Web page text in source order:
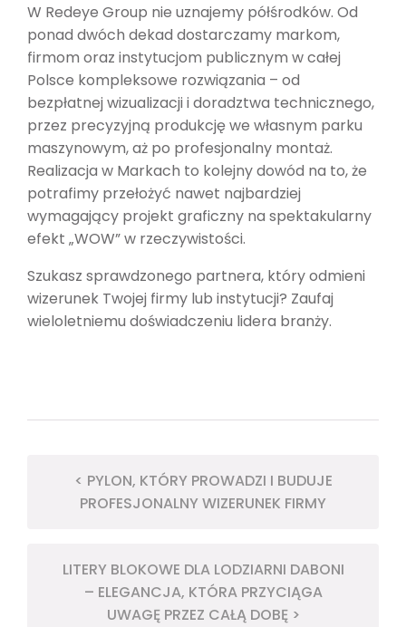
W Redeye Group nie uznajemy półśrodków. Od
ponad dwóch dekad dostarczamy markom,
firmom oraz instytucjom publicznym w całej
Polsce kompleksowe rozwiązania – od
bezpłatnej wizualizacji i doradztwa technicznego,
przez precyzyjną produkcję we własnym parku
maszynowym, aż po profesjonalny montaż.
Realizacja w Markach to kolejny dowód na to, że
potrafimy przełożyć nawet najbardziej
wymagający projekt graficzny na spektakularny
efekt „WOW” w rzeczywistości.
Szukasz sprawdzonego partnera, który odmieni
wizerunek Twojej firmy lub instytucji? Zaufaj
wieloletniemu doświadczeniu lidera branży.
< PYLON, KTÓRY PROWADZI I BUDUJE
PROFESJONALNY WIZERUNEK FIRMY
LITERY BLOKOWE DLA LODZIARNI DABONI
– ELEGANCJA, KTÓRA PRZYCIĄGA
UWAGĘ PRZEZ CAŁĄ DOBĘ >